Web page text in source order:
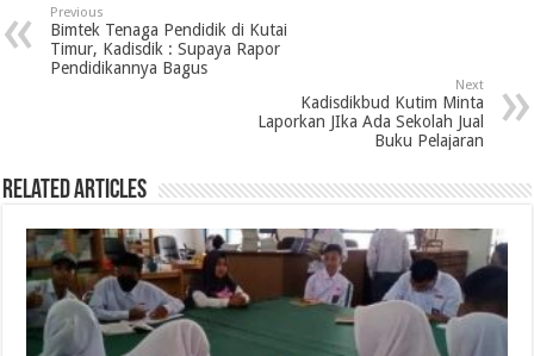
Previous
Bimtek Tenaga Pendidik di Kutai
Timur, Kadisdik : Supaya Rapor
Pendidikannya Bagus
Next
Kadisdikbud Kutim Minta
Laporkan JIka Ada Sekolah Jual
Buku Pelajaran
Related Articles